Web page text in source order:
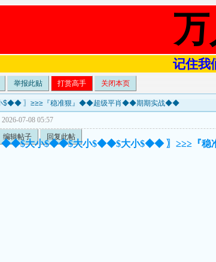
记住我
举报此贴 打赏高手 关闭本页
〗≥≥≥『稳准狠』◆◆超级平肖◆◆期期实战◆◆
07-08 05:57
编辑帖子 回复此帖
◆◆$大小$◆◆$大小$◆◆$大小$◆◆ 〗≥≥≥『